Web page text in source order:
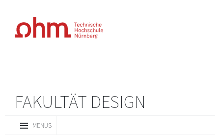
FAKULTÄT DESIGN
MENÜS
INHALT